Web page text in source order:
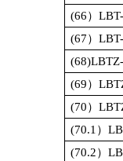
(66）
(67）
(69）
(70）
(70.1 ）
(70.2）